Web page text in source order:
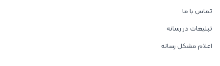
تماس با ما
تبلیغات در رسانه
اعلام مشکل رسانه